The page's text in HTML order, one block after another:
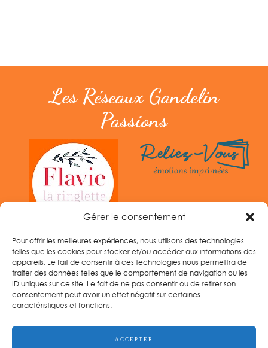
Gérer le consentement
Pour offrir les meilleures expériences, nous utilisons des technologies
telles que les cookies pour stocker et/ou accéder aux informations des
appareils. Le fait de consentir à ces technologies nous permettra de
traiter des données telles que le comportement de navigation ou les
ID uniques sur ce site. Le fait de ne pas consentir ou de retirer son
consentement peut avoir un effet négatif sur certaines
caractéristiques et fonctions.
ACCEPTER
Les Réseaux Gandelin
Passions